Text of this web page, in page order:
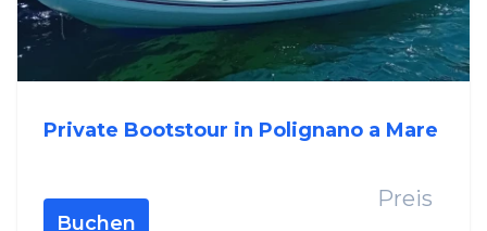
Private Bootstour in Polignano a Mare
Buchen
Preis